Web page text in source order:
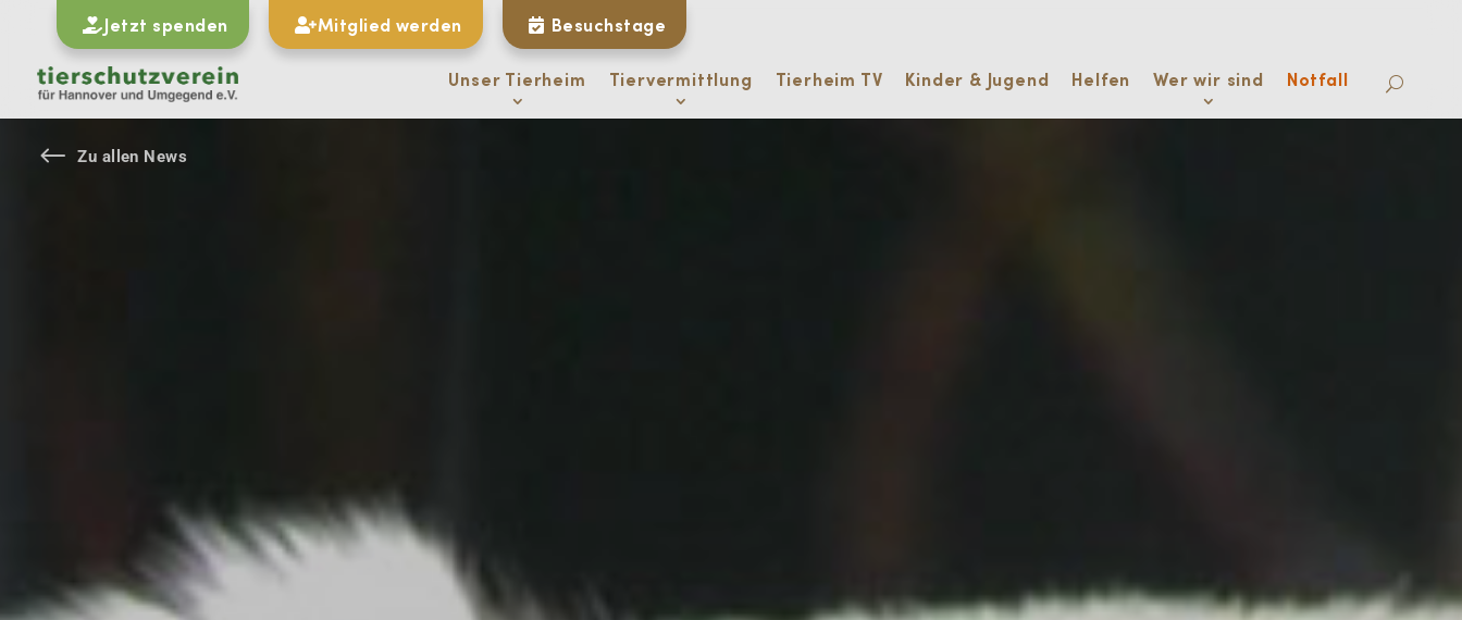
Jetzt spenden Mitglied werden Besuchstage
Unser Tierheim Tiervermittlung Tierheim TV Kinder & Jugend Helfen Wer wir sind Notfall
# Zu allen News